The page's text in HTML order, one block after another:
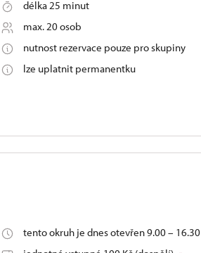
délka 25 minut
max. 20 osob
nutnost rezervace pouze pro skupiny
lze uplatnit permanentku
tento okruh je dnes otevřen 9.00 – 16.30